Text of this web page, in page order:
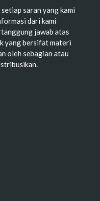
saran yang kami
dari kami
jawab atas
yang bersifat materi
oleh sebagian atau